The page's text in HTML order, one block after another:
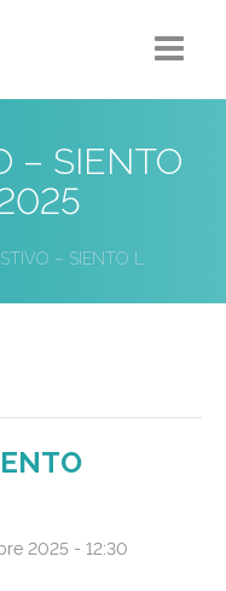
– SIENTO
– SIENTO L...
2025 - 12:30